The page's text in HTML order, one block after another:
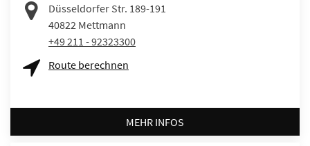
Düsseldorfer Str. 189-191
40822 Mettmann
+49 211 - 92323300
Route berechnen
MEHR INFOS